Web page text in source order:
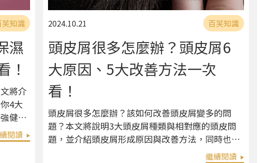
芙知識
濕
！
將介
4大
健髮
推薦
閱讀
2024.10.21 百芙知識
頭皮屑很多怎麼辦？頭皮屑6
大原因、5大改善方法一次
看！
頭皮屑很多怎麼辦？該如何改善頭皮屑變多的問
題？本文將說明3大頭皮屑種類與相對應的頭皮問
題，並介紹頭皮屑形成原因與改善方法，同時也解
答換洗髮精頭皮屑反而變多等常見問題，最後再推
繼續閱讀